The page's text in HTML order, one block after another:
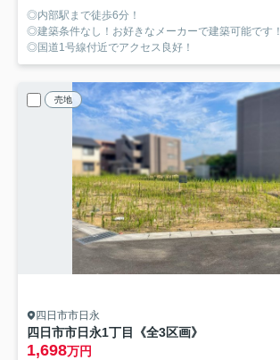
◎内部駅まで徒歩6分！
◎建築条件なし！お好きなメーカーで建築可能です！
◎国道1号線付近でアクセス良好！
売地
四日市市日永
四日市市日永1丁目《全3区画》
1,698万円